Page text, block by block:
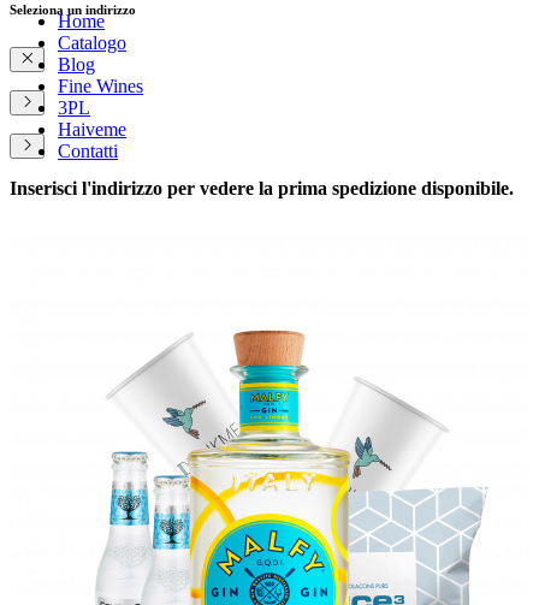
Home
Catalogo
Blog
Fine Wines
3PL
Haiveme
Contatti
Seleziona un indirizzo
Inserisci l'indirizzo per vedere la prima spedizione disponibile.